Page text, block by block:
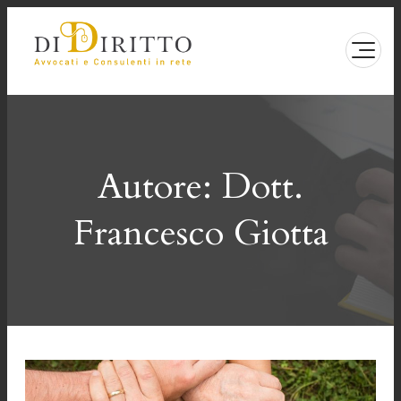
contenuto
Autore: Dott.
Francesco Giotta